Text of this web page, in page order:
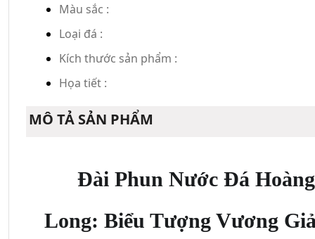
Màu sắc :
Loại đá :
Kích thước sản phẩm :
Họa tiết :
MÔ TẢ SẢN PHẨM
Đài Phun Nước Đá Hoàng
Long: Biểu Tượng Vương